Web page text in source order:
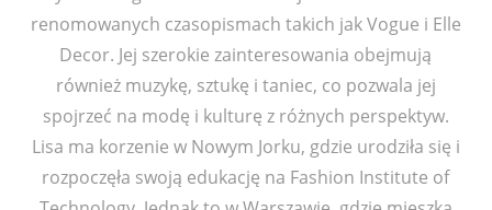
renomowanych czasopismach takich jak Vogue i Elle
Decor. Jej szerokie zainteresowania obejmują
również muzykę, sztukę i taniec, co pozwala jej
spojrzeć na modę i kulturę z różnych perspektyw.
Lisa ma korzenie w Nowym Jorku, gdzie urodziła się i
rozpoczęła swoją edukację na Fashion Institute of